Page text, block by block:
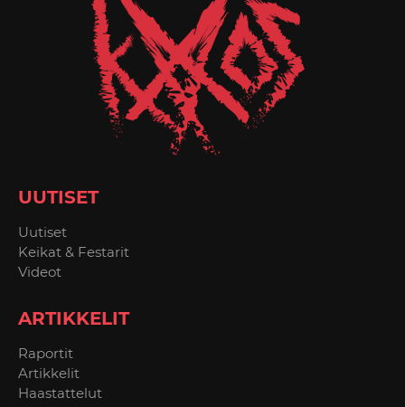
UUTISET
Uutiset
Keikat & Festarit
Videot
ARTIKKELIT
Raportit
Artikkelit
Haastattelut